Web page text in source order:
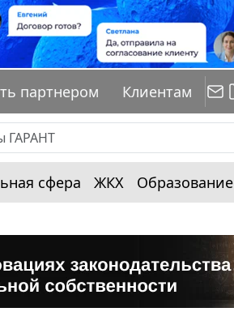
партнером Клиентам
сфера ЖКХ Образование